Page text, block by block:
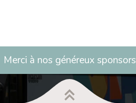
Merci à nos généreux sponsors